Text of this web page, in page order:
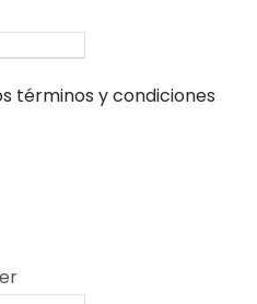
términos y condiciones